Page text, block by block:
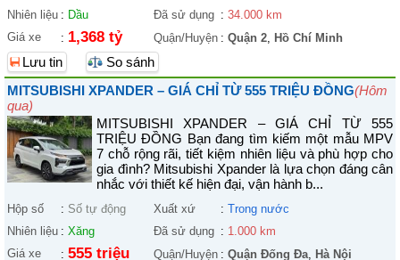
Nhiên liệu : Dầu Đã sử dụng : 34.000 km
Giá xe
: 1,368 tỷ Quận/Huyện : Quận 2, Hồ Chí Minh
Lưu tin
So sánh
MITSUBISHI XPANDER – GIÁ CHỈ TỪ 555 TRIỆU ĐỒNG(Hôm
qua)
MITSUBISHI XPANDER – GIÁ CHỈ TỪ 555
TRIỆU ĐỒNG Bạn đang tìm kiếm một mẫu MPV
7 chỗ rộng rãi, tiết kiệm nhiên liệu và phù hợp cho
gia đình? Mitsubishi Xpander là lựa chọn đáng cân
nhắc với thiết kế hiện đại, vận hành b...
Hộp số : Số tự động Xuất xứ : Trong nước
Nhiên liệu : Xăng Đã sử dụng : 1.000 km
Giá xe
: 555 triệu Quận/Huyện : Quận Đống Đa, Hà Nội